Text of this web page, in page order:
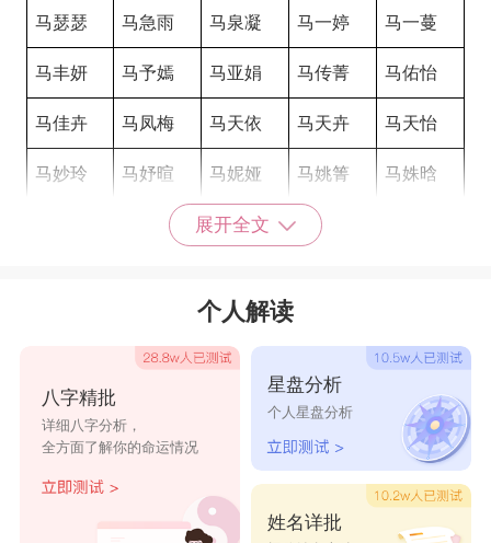
马瑟瑟 马急雨 马泉凝 马一婷 马一蔓
马丰妍 马予嫣 马亚娟 马传菁 马佑怡
马佳卉 马凤梅 马天依 马天卉 马天怡
马妙玲 马妤暄 马妮娅 马姚箐 马姝晗
马央泓 马央瑞 马尤瑞
马嘉梦
展开全文
个人解读
八字精批
详细八字分析，
全方面了解你的命运情况
星盘分析
个人星盘分析
姓名详批